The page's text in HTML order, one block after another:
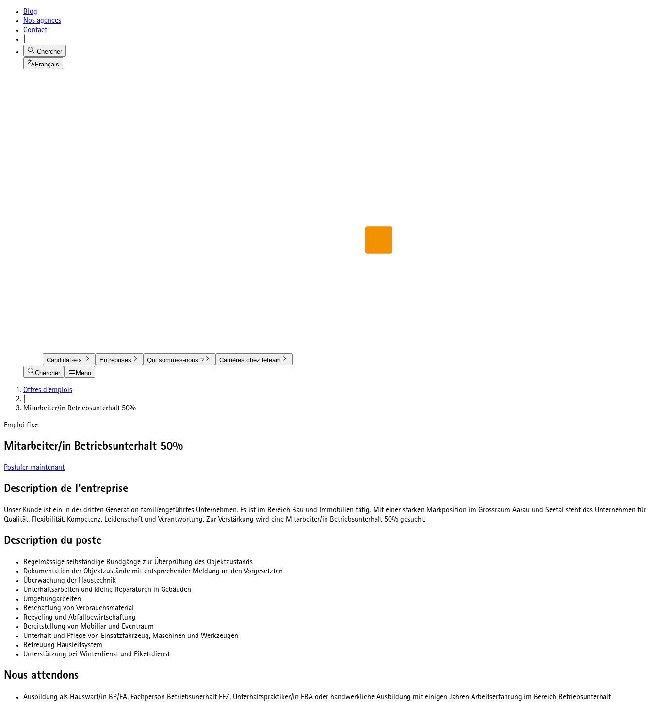
Blog
Nos agences
Contact
Chercher
Français
Candidat·e·s Entreprises Qui sommes-nous ?
Carrières chez leteam
Chercher
Menu
Offres d'emplois
Mitarbeiter/in Betriebsunterhalt 50%
Emploi fixe
Mitarbeiter/in Betriebsunterhalt 50%
Postuler maintenant
Description de l'entreprise
Unser Kunde ist ein in der dritten Generation familiengeführtes Unternehmen. Es ist im Bereich Bau und Immobilien tätig. Mit einer starken Markposition im Grossraum Aarau und Seetal steht das Unternehmen für
Qualität, Flexibilität, Kompetenz, Leidenschaft und Verantwortung. Zur Verstärkung wird eine Mitarbeiter/in Betriebsunterhalt 50% gesucht.
Description du poste
Regelmässige selbständige Rundgänge zur Überprüfung des Objektzustands
Dokumentation der Objektzustände mit entsprechender Meldung an den Vorgesetzten
Überwachung der Haustechnik
Unterhaltsarbeiten und kleine Reparaturen in Gebäuden
Umgebungarbeiten
Beschaffung von Verbrauchsmaterial
Recycling und Abfallbewirtschaftung
Bereitstellung von Mobiliar und Eventraum
Unterhalt und Pflege von Einsatzfahrzeug, Maschinen und Werkzeugen
Betreuung Hausleitsystem
Unterstützung bei Winterdienst und Pikettdienst
Nous attendons
Ausbildung als Hauswart/in BP/FA, Fachperson Betriebsunerhalt EFZ, Unterhaltspraktiker/in EBA oder handwerkliche Ausbildung mit einigen Jahren Arbeitserfahrung im Bereich Betriebsunterhalt